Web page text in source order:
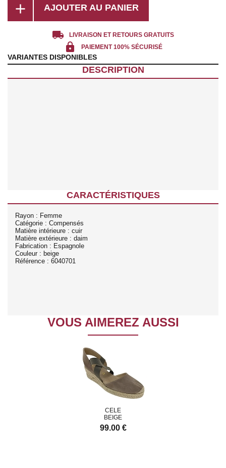
add AJOUTER AU PANIER
local_shipping LIVRAISON ET RETOURS GRATUITS
lock PAIEMENT 100% SÉCURISÉ
VARIANTES DISPONIBLES
DESCRIPTION
CARACTÉRISTIQUES
Rayon : Femme
Catégorie : Compensés
Matière intérieure : cuir
Matière extérieure : daim
Fabrication : Espagnole
Couleur : beige
Référence : 6040701
VOUS AIMEREZ AUSSI
CELE
BEIGE
99.00 €